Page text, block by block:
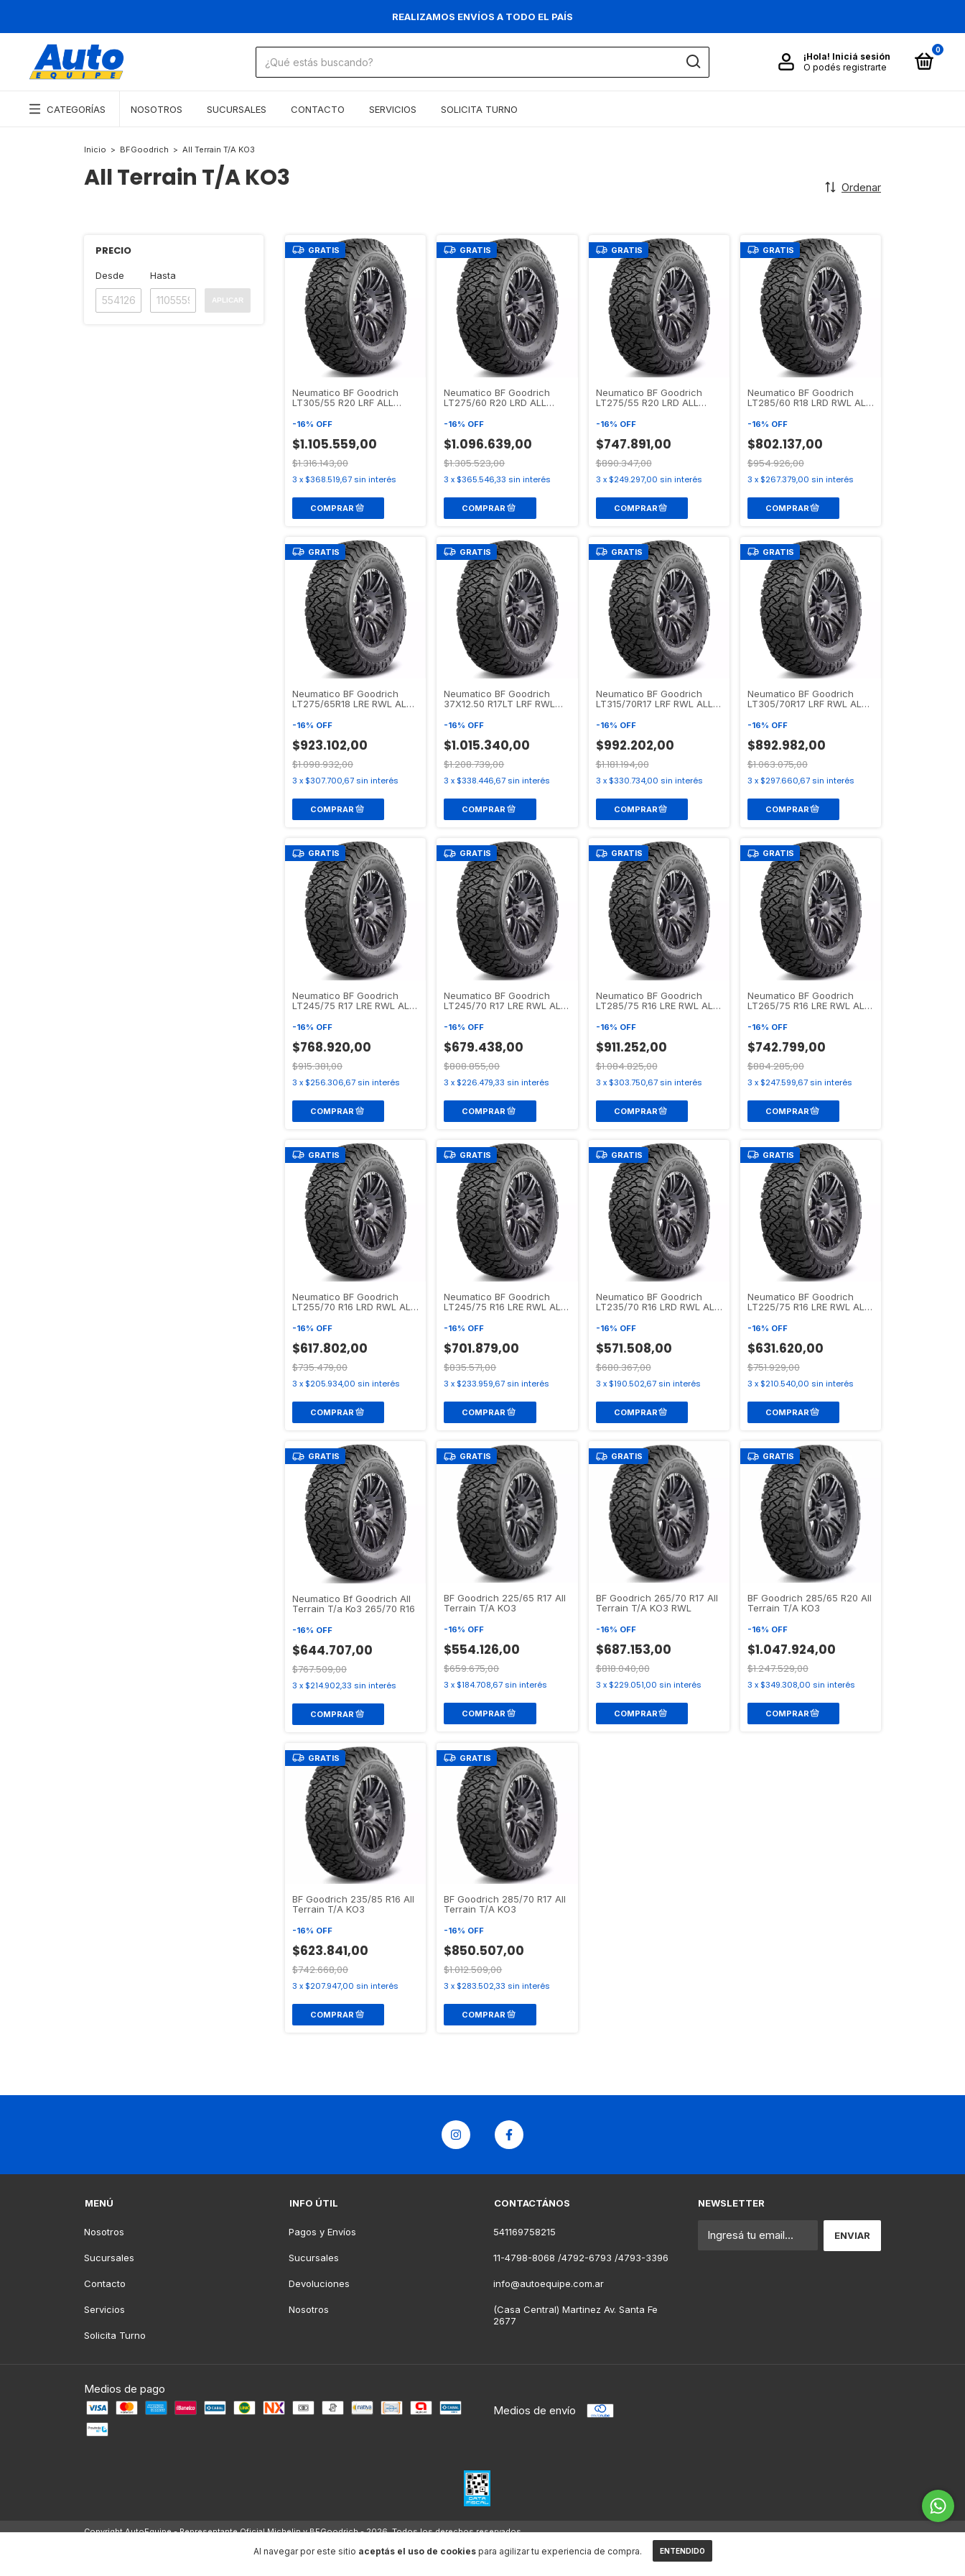
REALIZAMOS ENVÍOS A TODO EL PAÍS
¡Hola! Iniciá sesión
O podés registrarte
0
CATEGORÍAS NOSOTROS SUCURSALES CONTACTO SERVICIOS SOLICITA TURNO
Al navegar por este sitio aceptás el uso de cookiespara agilizar tu experiencia de compra. ENTENDIDO
Inicio > BFGoodrich > All Terrain T/A KO3
All Terrain T/A KO3 Ordenar
PRECIO
Desde Hasta
APLICAR
GRATIS
Neumatico BF Goodrich
LT305/55 R20 LRF ALL
-16% OFF
$1.105.559,00
$1.316.143,00
3 x $368.519,67 sin interés
GRATIS
Neumatico BF Goodrich
LT275/60 R20 LRD ALL
-16% OFF
$1.096.639,00
$1.305.523,00
3 x $365.546,33 sin interés
GRATIS
Neumatico BF Goodrich
LT275/55 R20 LRD ALL
-16% OFF
$747.891,00
$890.347,00
3 x $249.297,00 sin interés
GRATIS
Neumatico BF Goodrich
LT285/60 R18 LRD RWL ALL
-16% OFF
$802.137,00
$954.926,00
3 x $267.379,00 sin interés
GRATIS
Neumatico BF Goodrich
LT275/65R18 LRE RWL ALL
-16% OFF
$923.102,00
$1.098.932,00
3 x $307.700,67 sin interés
GRATIS
Neumatico BF Goodrich
37X12.50 R17LT LRF RWL
-16% OFF
$1.015.340,00
$1.208.739,00
3 x $338.446,67 sin interés
GRATIS
Neumatico BF Goodrich
LT315/70R17 LRF RWL ALL
-16% OFF
$992.202,00
$1.181.194,00
3 x $330.734,00 sin interés
GRATIS
Neumatico BF Goodrich
LT305/70R17 LRF RWL ALL
-16% OFF
$892.982,00
$1.063.075,00
3 x $297.660,67 sin interés
GRATIS
Neumatico BF Goodrich
LT245/75 R17 LRE RWL ALL
-16% OFF
$768.920,00
$915.381,00
3 x $256.306,67 sin interés
GRATIS
Neumatico BF Goodrich
LT245/70 R17 LRE RWL ALL
-16% OFF
$679.438,00
$808.855,00
3 x $226.479,33 sin interés
GRATIS
Neumatico BF Goodrich
LT285/75 R16 LRE RWL ALL
-16% OFF
$911.252,00
$1.084.825,00
3 x $303.750,67 sin interés
GRATIS
Neumatico BF Goodrich
LT265/75 R16 LRE RWL ALL
-16% OFF
$742.799,00
$884.285,00
3 x $247.599,67 sin interés
GRATIS
Neumatico BF Goodrich
LT255/70 R16 LRD RWL ALL
-16% OFF
$617.802,00
$735.479,00
3 x $205.934,00 sin interés
GRATIS
Neumatico BF Goodrich
LT245/75 R16 LRE RWL ALL
-16% OFF
$701.879,00
$835.571,00
3 x $233.959,67 sin interés
GRATIS
Neumatico BF Goodrich
LT235/70 R16 LRD RWL ALL
-16% OFF
$571.508,00
$680.367,00
3 x $190.502,67 sin interés
GRATIS
Neumatico BF Goodrich
LT225/75 R16 LRE RWL ALL
-16% OFF
$631.620,00
$751.929,00
3 x $210.540,00 sin interés
GRATIS
Neumatico Bf Goodrich All
Terrain T/a Ko3 265/70 R16
-16% OFF
$644.707,00
$767.509,00
3 x $214.902,33 sin interés
GRATIS
BF Goodrich 225/65 R17 All
Terrain T/A KO3
-16% OFF
$554.126,00
$659.675,00
3 x $184.708,67 sin interés
GRATIS
BF Goodrich 265/70 R17 All
Terrain T/A KO3 RWL
-16% OFF
$687.153,00
$818.040,00
3 x $229.051,00 sin interés
GRATIS
BF Goodrich 285/65 R20 All
Terrain T/A KO3
-16% OFF
$1.047.924,00
$1.247.529,00
3 x $349.308,00 sin interés
GRATIS
BF Goodrich 235/85 R16 All
Terrain T/A KO3
-16% OFF
$623.841,00
$742.668,00
3 x $207.947,00 sin interés
GRATIS
BF Goodrich 285/70 R17 All
Terrain T/A KO3
-16% OFF
$850.507,00
$1.012.509,00
3 x $283.502,33 sin interés
MENÚ
Nosotros
Sucursales
Contacto
Servicios
Solicita Turno
INFO ÚTIL
Pagos y Envíos
Sucursales
Devoluciones
Nosotros
CONTACTÁNOS
541169758215
11-4798-8068 /4792-6793 /4793-3396
info@autoequipe.com.ar
(Casa Central) Martinez Av. Santa Fe
2677
NEWSLETTER
Medios de pago
Medios de envío
Copyright AutoEquipe - Representante Oficial Michelin y BFGoodrich - 2026. Todos los derechos reservados.